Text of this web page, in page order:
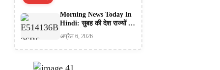
Morning News Today In
Hindi: सुबह की देश राज्यों से
बड़ी खबरें 06- अप्रैल –
सोमवार
अप्रैल 6, 2026